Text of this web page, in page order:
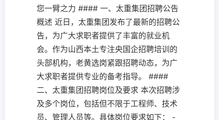
您一臂之力 #### 一、太重集团招聘公告
概述 近日，太重集团发布了最新的招聘公
告，为广大求职者提供了丰富的就业机
会。作为山西本土专注央国企招聘培训的
头部机构，老黄选岗紧跟招聘动态，为广
大求职者提供专业的备考指导。 ####
二、太重集团招聘岗位及要求 本次招聘涉
及多个岗位，包括但不限于工程师、技术
员、管理人员等。具体岗位要求如下： -